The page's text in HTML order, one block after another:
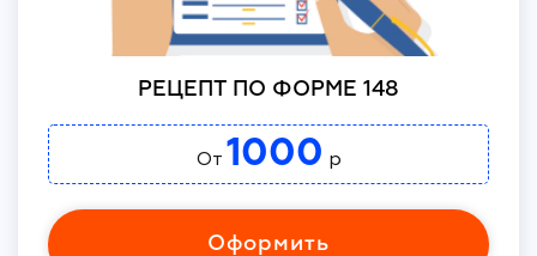
РЕЦЕПТ ПО ФОРМЕ 148
От 1000 р
Оформить